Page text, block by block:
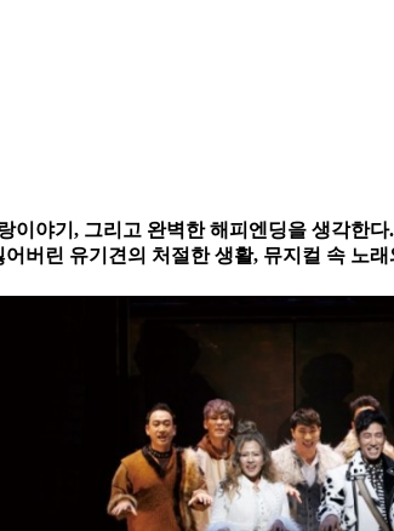
야기, 그리고 완벽한 해피엔딩을 생각한
버린 유기견의 처절한 생활, 뮤지컬 속 노